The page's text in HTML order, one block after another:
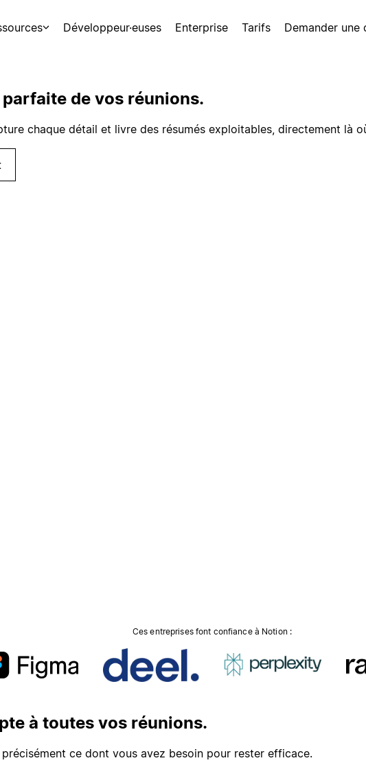
Développeur·euses Enterprise Tarifs Demander une
de vos réunions.
chaque détail et livre des résumés exploitables, directement là
Ces entreprises font confiance à Notion :
à toutes vos réunions.
ce dont vous avez besoin pour rester efficace.